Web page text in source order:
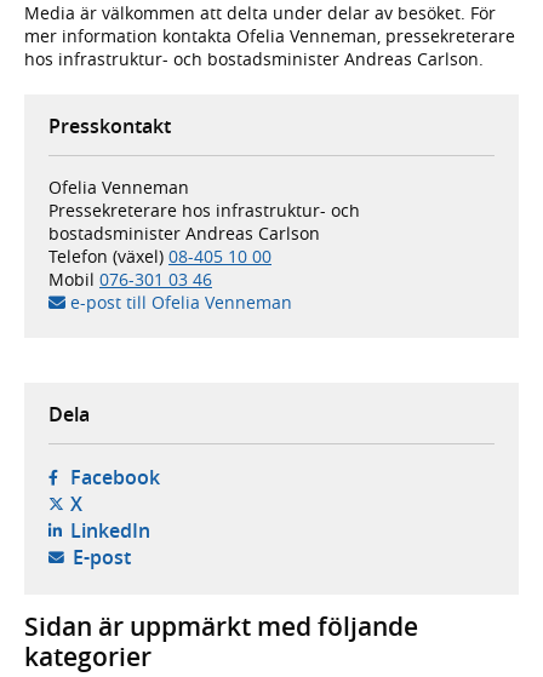
Media är välkommen att delta under delar av besöket. För
mer information kontakta Ofelia Venneman, pressekreterare
hos infrastruktur- och bostadsminister Andreas Carlson.
Presskontakt
Ofelia Venneman
Pressekreterare hos infrastruktur- och
bostadsminister Andreas Carlson
Telefon (växel) 08-405 10 00
Mobil 076-301 03 46
e-post till Ofelia Venneman
Dela
Facebook- öppnas i ny flik, extern webbplats,
X- öppnas i ny flik, extern webbplats,
LinkedIn- öppnas i ny flik, extern webbplats,
E-post- öppnar din e-postklient,
Sidan är uppmärkt med följande
kategorier